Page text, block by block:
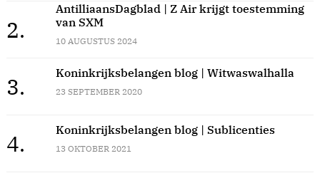
2.
AntilliaansDagblad | Z Air krijgt toestemming
van SXM
10 AUGUSTUS 2024
3.
Koninkrijksbelangen blog | Witwaswalhalla
23 SEPTEMBER 2020
4.
Koninkrijksbelangen blog | Sublicenties
13 OKTOBER 2021